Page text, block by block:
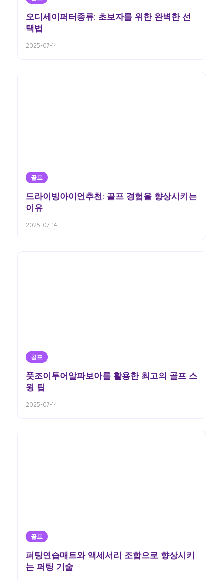
오디세이퍼터종류: 초보자를 위한 완벽한 선
택법
2025-07-14
골프
드라이빙아이언추천: 골프 경험을 향상시키는
이유
2025-07-14
골프
풋조이투어알파보아를 활용한 최고의 골프 스
윙 팁
2025-07-14
골프
퍼팅연습매트와 액세서리 조합으로 향상시키
는 퍼팅 기술